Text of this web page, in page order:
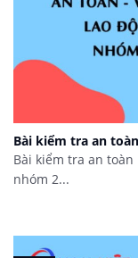
Bài kiểm tra an
Bài kiểm tra an
nhóm 2...